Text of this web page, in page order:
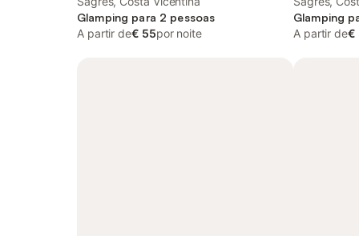
Glamping para 2 pessoas
A partir de€ 55por noite
Glamping
A partir de€